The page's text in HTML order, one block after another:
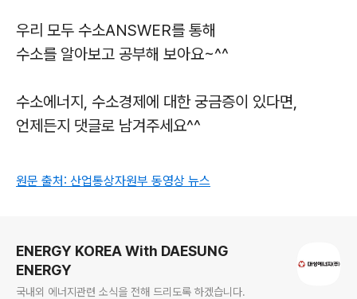
우리 모두 수소ANSWER를 통해
수소를 알아보고 공부해 보아요~^^
수소에너지, 수소경제에 대한 궁금증이 있다면,
언제든지 댓글로 남겨주세요^^
원문 출처: 산업통상자원부 동영상 뉴스
ENERGY KOREA With DAESUNG
ENERGY
국내외 에너지관련 소식을 전해 드리도록 하겠습니다.